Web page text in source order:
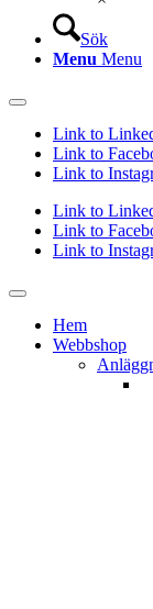
Sök
Menu Menu
Link to
Link to
Link to
Link to
Link to
Link to
Hem
Webbshop